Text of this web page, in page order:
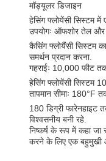
मॉड्यूलर डिजाइन
हेसिंग फ्लोयेंसी सिस्टम
उपयोगः ऑफशोर तेल और
कैसिंग फ्लोयैंसी सिस्टम
समर्थन प्रदान करना.
गहराईः 10,000 फीट
हेसिंग फ्लोयेंसी सिस्टम
तापमान सीमाः 180°F
180 डिग्री फारेनहाइट
विश्वसनीय बनी रहे.
निष्कर्ष के रूप में कहा
करने के लिए एक बहुमुखी